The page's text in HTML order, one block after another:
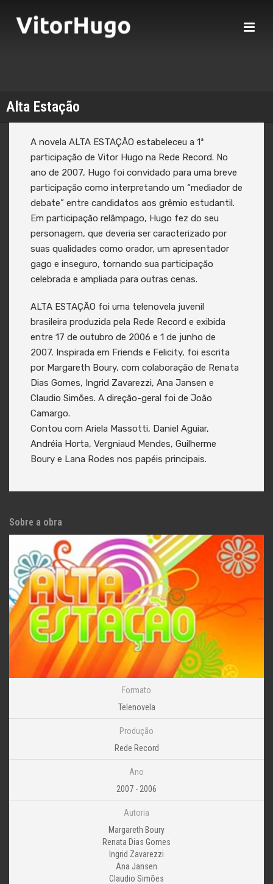
Alta Estação
A novela ALTA ESTAÇÃO estabeleceu a 1ª
participação de Vitor Hugo na Rede Record. No
ano de 2007, Hugo foi convidado para uma breve
participação como interpretando um “mediador de
debate” entre candidatos aos grêmio estudantil.
Em participação relâmpago, Hugo fez do seu
personagem, que deveria ser caracterizado por
suas qualidades como orador, um apresentador
gago e inseguro, tornando sua participação
celebrada e ampliada para outras cenas.
ALTA ESTAÇÃO foi uma telenovela juvenil
brasileira produzida pela Rede Record e exibida
entre 17 de outubro de 2006 e 1 de junho de
2007. Inspirada em Friends e Felicity, foi escrita
por Margareth Boury, com colaboração de Renata
Dias Gomes, Ingrid Zavarezzi, Ana Jansen e
Claudio Simões. A direção-geral foi de João
Camargo.
Contou com Ariela Massotti, Daniel Aguiar,
Andréia Horta, Vergniaud Mendes, Guilherme
Boury e Lana Rodes nos papéis principais.
Sobre a obra
Formato
Telenovela
Produção
Rede Record
Ano
2007 - 2006
Autoria
Margareth Boury
Renata Dias Gomes
Ingrid Zavarezzi
Ana Jansen
Claudio Simões